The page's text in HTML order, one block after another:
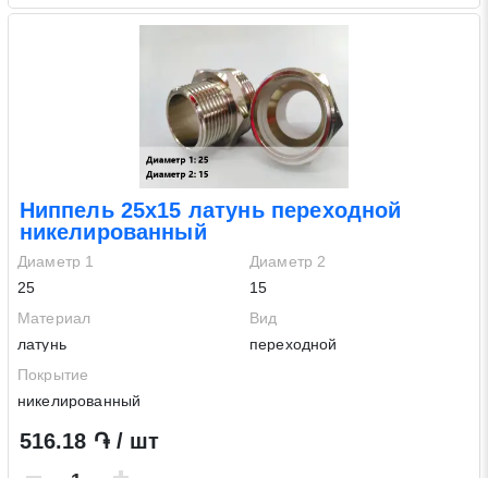
Ниппель 25х15 латунь переходной
никелированный
Диаметр 1
25
Диаметр 2
15
Материал
латунь
Вид
переходной
Покрытие
никелированный
516.18 ֏ / шт